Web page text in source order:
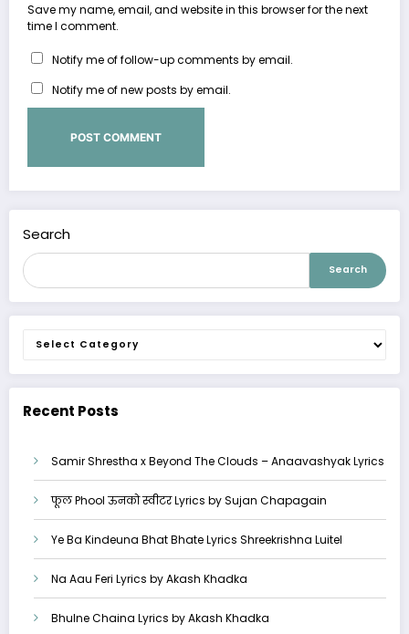
Save my name, email, and website in this browser for the next
time I comment.
Notify me of follow-up comments by email.
Notify me of new posts by email.
Search
Search
Categories
Recent Posts
Samir Shrestha x Beyond The Clouds – Anaavashyak Lyrics
फूल Phool ऊनको स्वीटर Lyrics by Sujan Chapagain
Ye Ba Kindeuna Bhat Bhate Lyrics Shreekrishna Luitel
Na Aau Feri Lyrics by Akash Khadka
Bhulne Chaina Lyrics by Akash Khadka